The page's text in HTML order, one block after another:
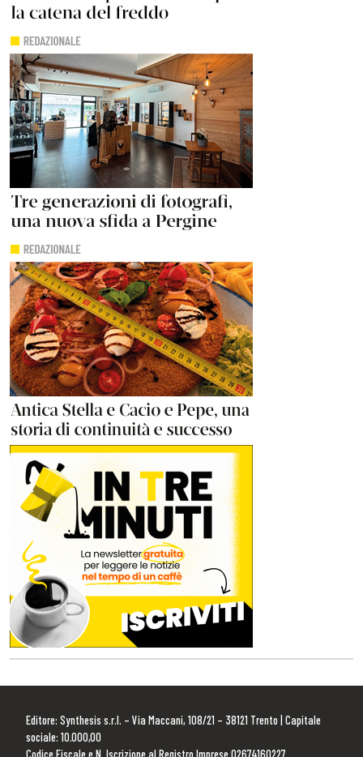
Editore: Synthesis s.r.l. – Via Maccani, 108/21 – 38121 Trento | Capitale
sociale: 10.000,00
Codice Fiscale e N. Iscrizione al Registro Imprese 02674160227